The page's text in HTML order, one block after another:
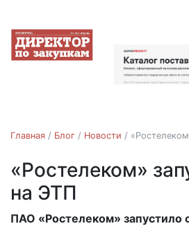
Главная / Блог / Новости /
Новости
«Ростелеком»
на ЭТП
15.11.2017
ПАО «Ростелеком» запустило